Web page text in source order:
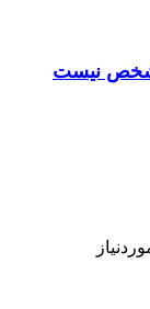
نیست